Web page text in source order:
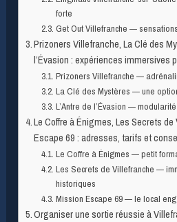
forte
Get Out Villefranche —
Prizoners Villefranche, La Clé des
l’Évasion : expériences immersives
Prizoners Villefranche —
La Clé des Mystères — une
L’Antre de l’Évasion —
Le Coffre à Énigmes, Les Secrets
Escape 69 : adresses, tarifs et
Le Coffre à Énigmes — petit
Les Secrets de Villefranche —
historiques
Mission Escape 69 — le local
Organiser une sortie réussie à